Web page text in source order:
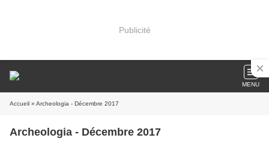
Publicité
MENU
Accueil » Archeologia - Décembre 2017
Archeologia - Décembre 2017